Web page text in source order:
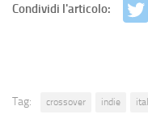
Condividi l'articolo:
Tag: crossover indie